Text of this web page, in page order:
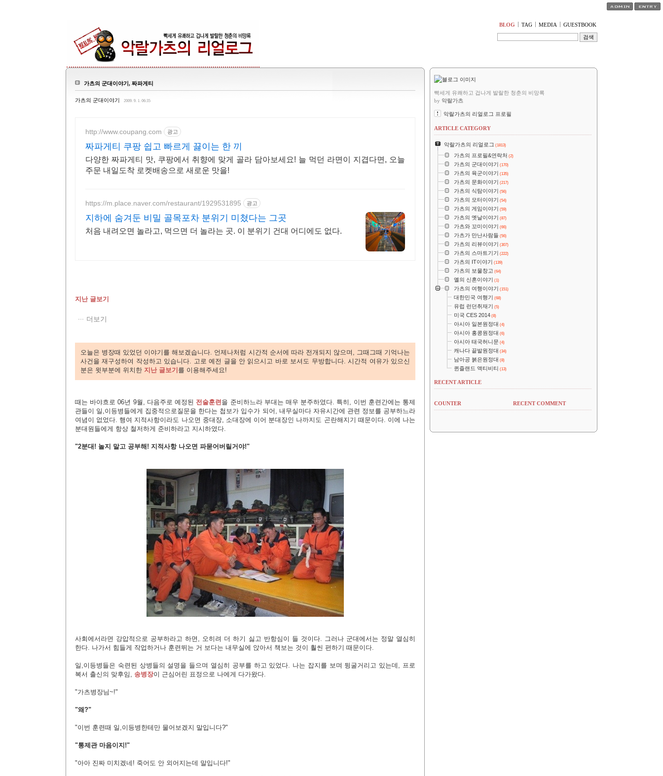
BLOG TAG MEDIA GUESTBOOK
가츠의 군대이야기, 짜파게티
가츠의 군대이야기 2009. 9. 1. 06:35
http://www.coupang.com 광고
짜파게티 쿠팡 쉽고 빠르게 끓이는 한 끼
다양한 짜파게티 맛, 쿠팡에서 취향에 맞게 골라 담아보세요! 늘 먹던 라면이 지겹다면, 오늘
주문 내일도착 로켓배송으로 새로운 맛을!
https://m.place.naver.com/restaurant/1929531895 광고
지하에 숨겨둔 비밀 골목포차 분위기 미쳤다는 그곳
처음 내려오면 놀라고, 먹으면 더 놀라는 곳. 이 분위기 건대 어디에도 없다.
지난 글보기
더보기
오늘은 병장때 있었던 이야기를 해보겠습니다. 언제나처럼 시간적 순서에 따라 전개되지 않으며, 그때그때 기억나는
사건을 재구성하여 작성하고 있습니다. 고로 예전 글을 안 읽으시고 바로 보셔도 무방합니다. 시간적 여유가 있으신
분은 윗부분에 위치한 지난 글보기 를 이용해주세요!
때는 바야흐로 06년 9월, 다음주로 예정된 전술훈련을 준비하느라 부대는 매우 분주하였다. 특히, 이번 훈련간에는 통제
관들이 일,이등병들에게 집중적으로질문을 한다는 첩보가 입수가 되어, 내무실마다 자유시간에 관련 정보를 공부하느라
여념이 없었다. 행여 지적사항이라도 나오면 중대장, 소대장에 이어 분대장인 나까지도 곤란해지기 때문이다. 이에 나는
분대원들에게 항상 철저하게 준비하라고 지시하였다.
"2분대! 놀지 말고 공부해! 지적사항 나오면 파묻어버릴거야!"
사회에서라면 강압적으로 공부하라고 하면, 오히려 더 하기 싫고 반항심이 들 것이다. 그러나 군대에서는 정말 열심히
한다. 나가서 힘들게 작업하거나 훈련뛰는 거 보다는 내무실에 앉아서 책보는 것이 훨씬 편하기 때문이다.
일,이등병들은 숙련된 상병들의 설명을 들으며 열심히 공부를 하고 있었다. 나는 잡지를 보며 뒹굴거리고 있는데, 프로
복서 출신의 맞후임, 송병장이 근심어린 표정으로 나에게 다가왔다.
"가츠병장님~!"
"왜?"
"이번 훈련때 일,이등병한테만 물어보겠지 말입니다?"
"통제관 마음이지!"
"아아 진짜 미치겠네! 죽어도 안 외어지는데 말입니다!"
빡세게 유쾌하고 겁나게 발랄한 청춘의 비망록
by 악랄가츠
악랄가츠의 리얼로그 프로필
ARTICLE CATEGORY
악랄가츠의 리얼로그 (1813)
가츠의 프로필&연락처 (2)
가츠의 군대이야기 (170)
가츠의 육군이야기 (135)
가츠의 문화이야기 (217)
가츠의 식탐이야기 (56)
가츠의 모터이야기 (54)
가츠의 게임이야기 (59)
가츠의 옛날이야기 (87)
가츠와 꼬미이야기 (66)
가츠가 만난사람들 (56)
가츠의 리뷰이야기 (307)
가츠의 스마트기기 (222)
가츠의 IT이야기 (139)
가츠의 보물창고 (64)
옐의 신혼이야기 (1)
가츠의 여행이야기 (151)
대한민국 여행기 (68)
유럽 런던취재기 (5)
미국 CES 2014 (8)
아시아 일본원정대 (4)
아시아 홍콩원정대 (6)
아시아 태국허니문 (4)
캐나다 끝발원정대 (34)
남아공 붉은원정대 (8)
퀸즐랜드 액티비티 (13)
RECENT ARTICLE
COUNTER RECENT COMMENT
티스토리툴바